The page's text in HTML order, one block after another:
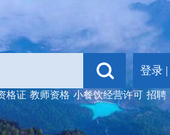
登录 |
格证 教师资格 小餐饮经营许可 招聘